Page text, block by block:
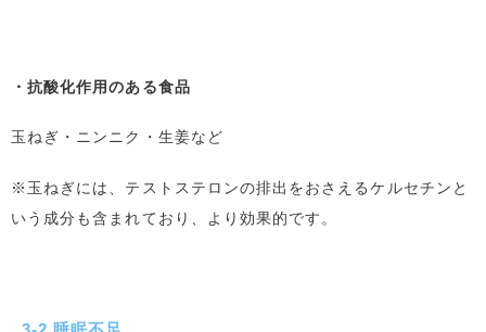
・抗酸化作用のある食品
玉ねぎ・ニンニク・生姜など
※玉ねぎには、テストステロンの排出をおさえるケルセチンと
いう成分も含まれており、より効果的です。